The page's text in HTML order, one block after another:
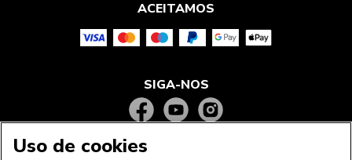
ACEITAMOS
SIGA-NOS
Uso de cookies